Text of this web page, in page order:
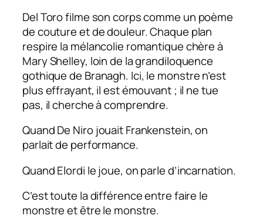
Del Toro filme son corps comme un poème
de couture et de douleur. Chaque plan
respire la mélancolie romantique chère à
Mary Shelley, loin de la grandiloquence
gothique de Branagh. Ici, le monstre n’est
plus effrayant, il est émouvant ; il ne tue
pas, il cherche à comprendre.
Quand De Niro jouait Frankenstein, on
parlait de performance.
Quand Elordi le joue, on parle d’incarnation.
C’est toute la différence entre faire le
monstre et être le monstre.